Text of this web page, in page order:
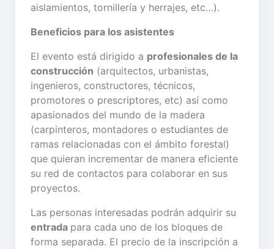
aislamientos, tornillería y herrajes, etc…).
Beneficios para los asistentes
El evento está dirigido a profesionales de la
construcción (arquitectos, urbanistas,
ingenieros, constructores, técnicos,
promotores o prescriptores, etc) así como
apasionados del mundo de la madera
(carpinteros, montadores o estudiantes de
ramas relacionadas con el ámbito forestal)
que quieran incrementar de manera eficiente
su red de contactos para colaborar en sus
proyectos.
Las personas interesadas podrán adquirir su
entrada para cada uno de los bloques de
forma separada. El precio de la inscripción a